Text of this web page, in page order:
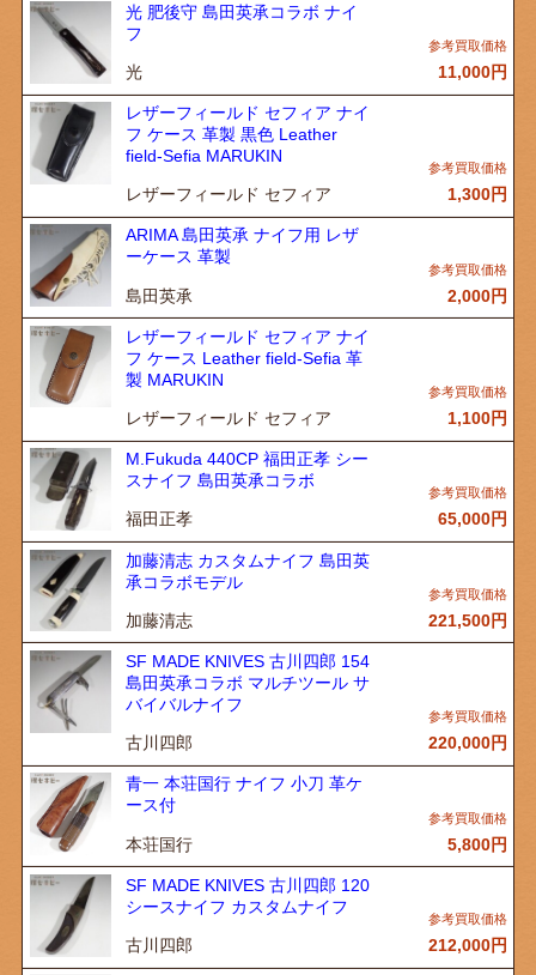
光 肥後守 島田英承コラボ ナイ
フ
光 11,000円
レザーフィールド セフィア ナイ
フ ケース 革製 黒色 Leather
field-Sefia MARUKIN
レザーフィールド セフィア 1,300円
ARIMA 島田英承 ナイフ用 レザ
ーケース 革製
島田英承 2,000円
レザーフィールド セフィア ナイ
フ ケース Leather field-Sefia 革
製 MARUKIN
レザーフィールド セフィア 1,100円
M.Fukuda 440CP 福田正孝 シー
スナイフ 島田英承コラボ
福田正孝 65,000円
加藤清志 カスタムナイフ 島田英
承コラボモデル
加藤清志 221,500円
SF MADE KNIVES 古川四郎 154
島田英承コラボ マルチツール サ
バイバルナイフ
古川四郎 220,000円
青一 本荘国行 ナイフ 小刀 革ケ
ース付
本荘国行 5,800円
SF MADE KNIVES 古川四郎 120
シースナイフ カスタムナイフ
古川四郎 212,000円